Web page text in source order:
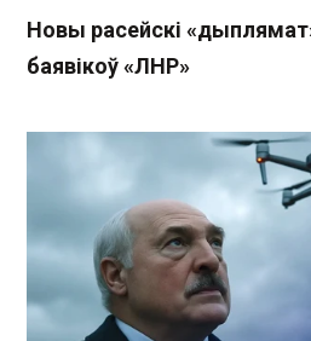
Новы расейскі
баявікоў «ЛНР»